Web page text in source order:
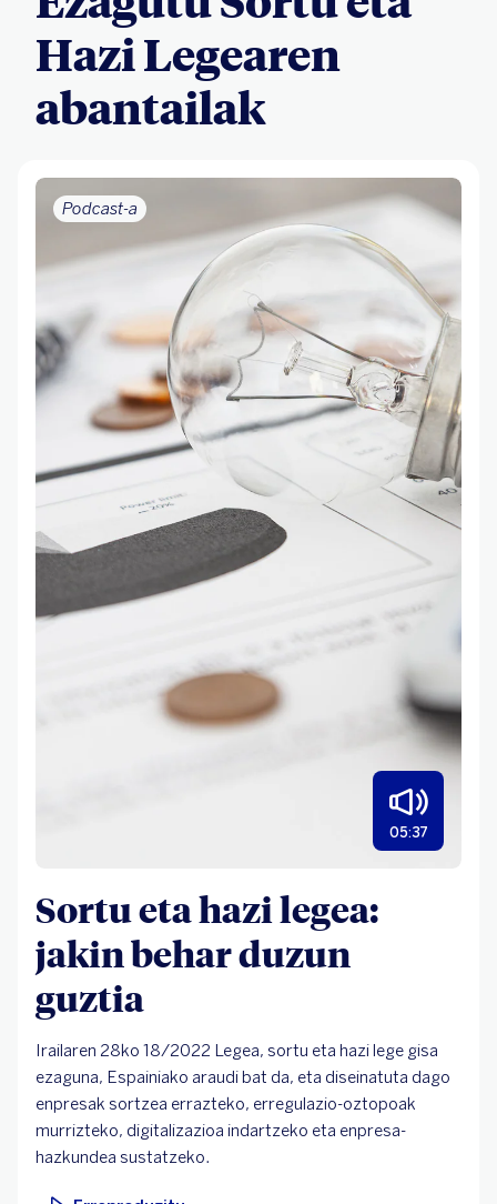
Hazi Legearen
abantailak
Podcast-a
05:37
Sortu eta hazi legea:
jakin behar duzun
guztia
Irailaren 28ko 18/2022 Legea, sortu eta hazi lege gisa
ezaguna, Espainiako araudi bat da, eta diseinatuta dago
enpresak sortzea errazteko, erregulazio-oztopoak
murrizteko, digitalizazioa indartzeko eta enpresa-
hazkundea sustatzeko.